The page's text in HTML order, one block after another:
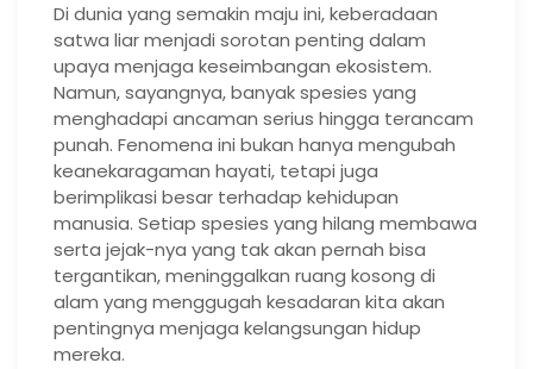
Di dunia yang semakin maju ini, keberadaan
satwa liar menjadi sorotan penting dalam
upaya menjaga keseimbangan ekosistem.
Namun, sayangnya, banyak spesies yang
menghadapi ancaman serius hingga terancam
punah. Fenomena ini bukan hanya mengubah
keanekaragaman hayati, tetapi juga
berimplikasi besar terhadap kehidupan
manusia. Setiap spesies yang hilang membawa
serta jejak-nya yang tak akan pernah bisa
tergantikan, meninggalkan ruang kosong di
alam yang menggugah kesadaran kita akan
pentingnya menjaga kelangsungan hidup
mereka.